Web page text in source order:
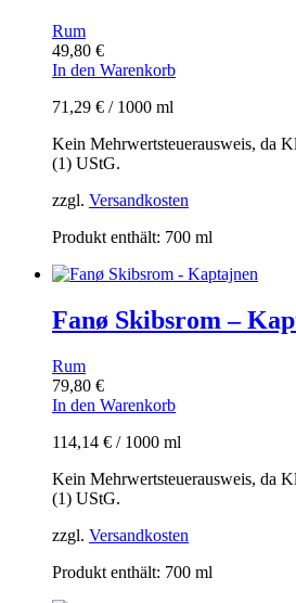
Rum
49,80 €
In den Warenkorb
71,29 € / 1000 ml
Kein Mehrwertsteuerausweis, da
(1) UStG.
zzgl. Versandkosten
Produkt enthält: 700 ml
Fanø Skibsrom –
Rum
79,80 €
In den Warenkorb
114,14 € / 1000 ml
Kein Mehrwertsteuerausweis, da
(1) UStG.
zzgl. Versandkosten
Produkt enthält: 700 ml